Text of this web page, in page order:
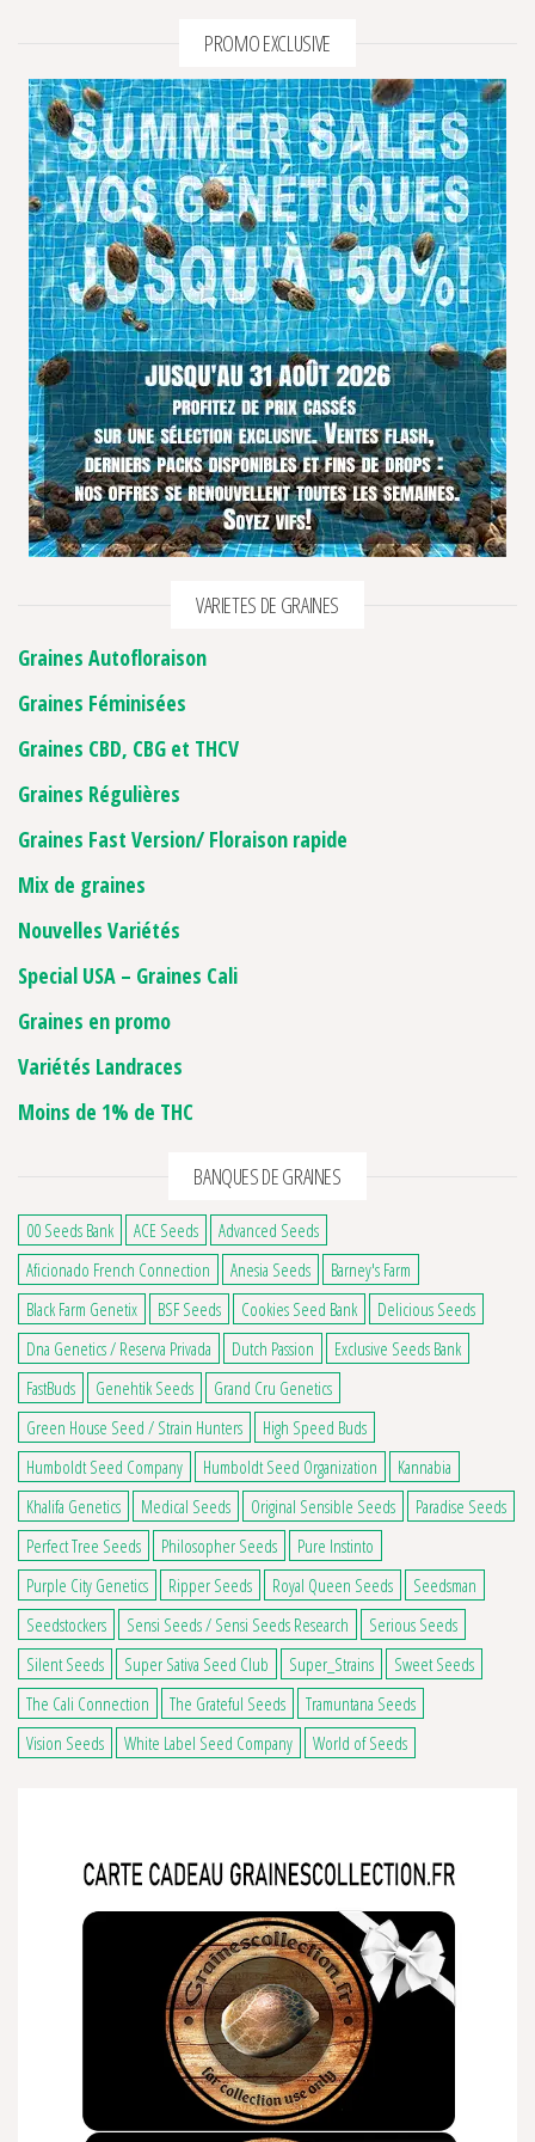
PROMO EXCLUSIVE
VARIETES DE GRAINES
Graines Autofloraison
Graines Féminisées
Graines CBD, CBG et THCV
Graines Régulières
Graines Fast Version/ Floraison rapide
Mix de graines
Nouvelles Variétés
Special USA – Graines Cali
Graines en promo
Variétés Landraces
Moins de 1% de THC
BANQUES DE GRAINES
00 Seeds Bank ACE Seeds
Advanced Seeds
Aficionado French Connection
Anesia Seeds
Barney's Farm
Black Farm Genetix
BSF Seeds Cookies Seed Bank
Delicious Seeds
Dna Genetics / Reserva Privada
Dutch Passion
Exclusive Seeds Bank
FastBuds
Genehtik Seeds
Grand Cru Genetics
Green House Seed / Strain Hunters
High Speed Buds
Humboldt Seed Company
Humboldt Seed Organization
Kannabia
Khalifa Genetics
Medical Seeds Original Sensible Seeds
Paradise Seeds
Perfect Tree Seeds
Philosopher Seeds
Pure Instinto
Purple City Genetics
Ripper Seeds Royal Queen Seeds
Seedsman
Seedstockers
Sensi Seeds / Sensi Seeds Research
Serious Seeds
Silent Seeds
Super Sativa Seed Club Super_Strains
Sweet Seeds
The Cali Connection
The Grateful Seeds
Tramuntana Seeds
Vision Seeds
White Label Seed Company World of Seeds